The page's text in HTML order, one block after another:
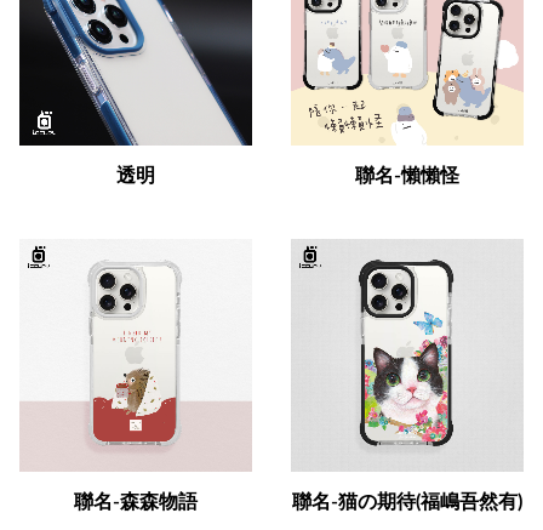
透明 聯名-懶懶怪
聯名-森森物語 聯名-猫の期待(福嶋吾然有)